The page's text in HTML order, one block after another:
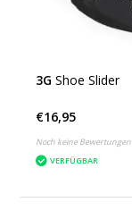
3G Shoe Slider
€16,95
Noch keine Bewertungen
VERFÜGBAR